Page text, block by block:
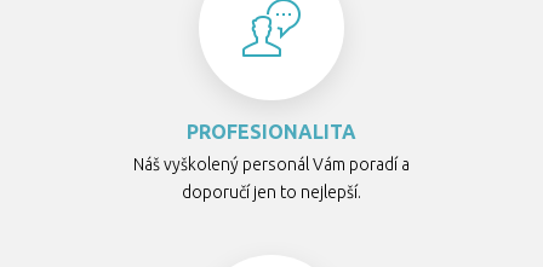
PROFESIONALITA
Náš vyškolený personál Vám poradí a
doporučí jen to nejlepší.